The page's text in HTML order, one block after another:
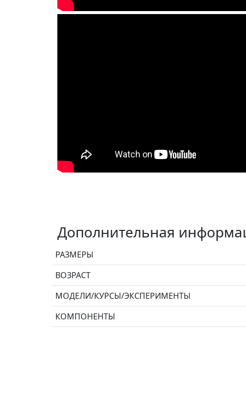
Дополнительная
РАЗМЕРЫ
ВОЗРАСТ
МОДЕЛИ/КУРСЫ/ЭКСПЕРИМЕНТЫ
КОМПОНЕНТЫ